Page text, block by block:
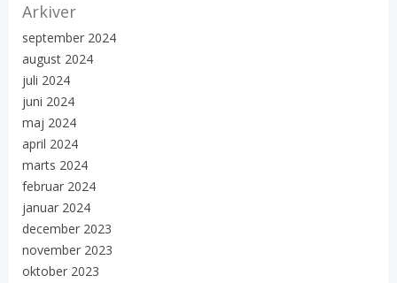
Arkiver
september 2024
august 2024
juli 2024
juni 2024
maj 2024
april 2024
marts 2024
februar 2024
januar 2024
december 2023
november 2023
oktober 2023